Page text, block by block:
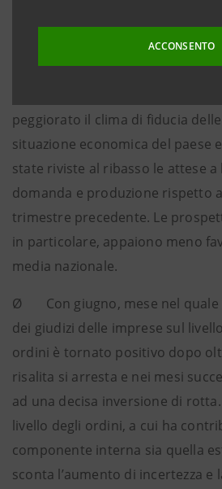
ACCONSENTO
Ø Gli spunti di ripresa che si
prima parte dell’anno hanno
peggiorato il clima di fiducia
situazione economica del paese
state riviste al ribasso le attese
domanda e produzione rispetto
trimestre precedente. Le
in particolare, appaiono meno
media nazionale.
Ø Con giugno, mese nel quale
dei giudizi delle imprese sul
ordini è tornato positivo dopo
risalita si arresta e nei mesi
ad una decisa inversione di
livello degli ordini, a cui ha
componente interna sia quella
sconta l’aumento di incertezza e